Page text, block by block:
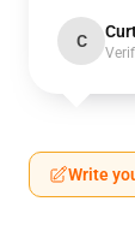
C
Write